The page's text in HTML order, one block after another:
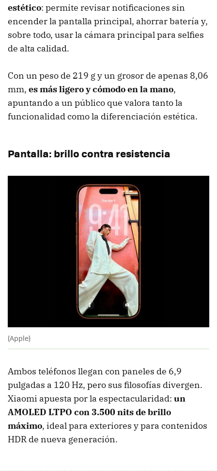
estético: permite revisar notificaciones sin
encender la pantalla principal, ahorrar batería y,
sobre todo, usar la cámara principal para selfies
de alta calidad.
Con un peso de 219 g y un grosor de apenas 8,06
mm, es más ligero y cómodo en la mano,
apuntando a un público que valora tanto la
funcionalidad como la diferenciación estética.
Pantalla: brillo contra resistencia
(Apple)
Ambos teléfonos llegan con paneles de 6,9
pulgadas a 120 Hz, pero sus filosofías divergen.
Xiaomi apuesta por la espectacularidad: un
AMOLED LTPO con3.500 nits de brillo
máximo, ideal para exteriores y para contenidos
HDR de nueva generación.